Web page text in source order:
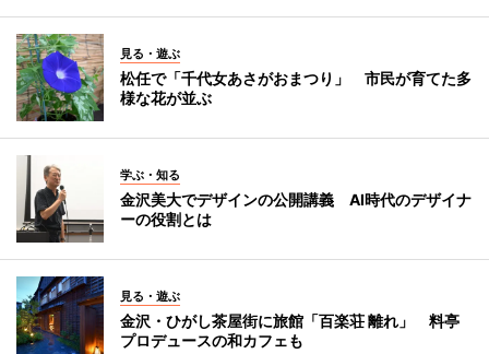
見る・遊ぶ
松任で「千代女あさがおまつり」 市民が育てた多
様な花が並ぶ
学ぶ・知る
金沢美大でデザインの公開講義 AI時代のデザイナ
ーの役割とは
見る・遊ぶ
金沢・ひがし茶屋街に旅館「百楽荘 離れ」 料亭
プロデュースの和カフェも